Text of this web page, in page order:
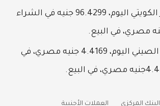
سعر الدينار الكويتي اليوم، 96.4299 جنيه في الشراء
سعر اليوان الصيني اليوم، 4.4169 جنيه مصري، في
البنك المركزي العملات الأجنبية